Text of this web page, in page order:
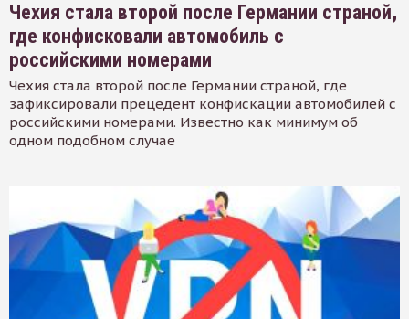
Чехия стала второй после Германии страной,
где конфисковали автомобиль с
российскими номерами
Чехия стала второй после Германии страной, где
зафиксировали прецедент конфискации автомобилей с
российскими номерами. Известно как минимум об
одном подобном случае